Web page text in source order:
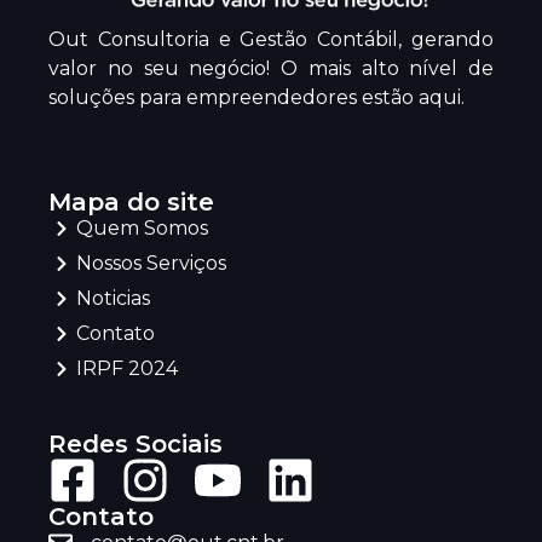
Out Consultoria e Gestão Contábil, gerando
valor no seu negócio! O mais alto nível de
soluções para empreendedores estão aqui.
Mapa do site
Quem Somos
Nossos Serviços
Noticias
Contato
IRPF 2024
Redes Sociais
Contato